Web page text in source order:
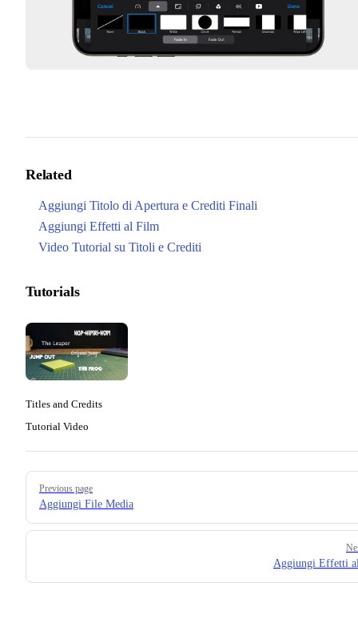
Related
Aggiungi Titolo di Apertura e Crediti Finali
Aggiungi Effetti al Film
Video Tutorial su Titoli e Crediti
Tutorials
Titles and Credits
Tutorial Video
Pager
Previous page
Aggiungi File Media
Aggiungi Effetti